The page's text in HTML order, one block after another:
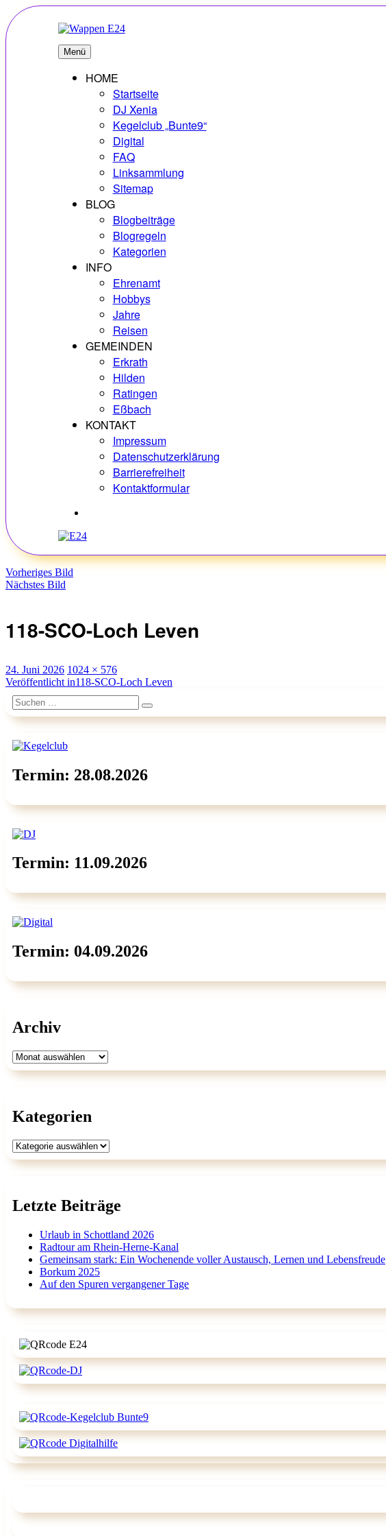
Zum
Inhalt
springen
E24
Erlebnisse – Hobbys – Vielfalt
Menü
HOME
Startseite
DJ Xenia
Kegelclub „Bunte9“
Digital
FAQ
Linksammlung
Sitemap
BLOG
Blogbeiträge
Blogregeln
Kategorien
INFO
Ehrenamt
Hobbys
Jahre
Reisen
GEMEINDEN
Erkrath
Hilden
Ratingen
Eßbach
KONTAKT
Impressum
Datenschutzerklärung
Barrierefreiheit
Kontaktformular
Vorheriges Bild
Nächstes Bild
118-SCO-Loch Leven
Veröffentlicht
am
24. Juni 2026 Originalgröße
1024 × 576
Beitragsnavigation
Veröffentlicht in118-SCO-Loch Leven
Suchen
nach:
Suchen
Termin: 28.08.2026
Termin: 11.09.2026
Termin: 04.09.2026
Archiv
Archiv
Kategorien
Kategorien
Letzte Beiträge
Urlaub in Schottland 2026
Radtour am Rhein-Herne-Kanal
Gemeinsam stark: Ein Wochenende voller Austausch, Lernen und Lebensfreude
Borkum 2025
Auf den Spuren vergangener Tage